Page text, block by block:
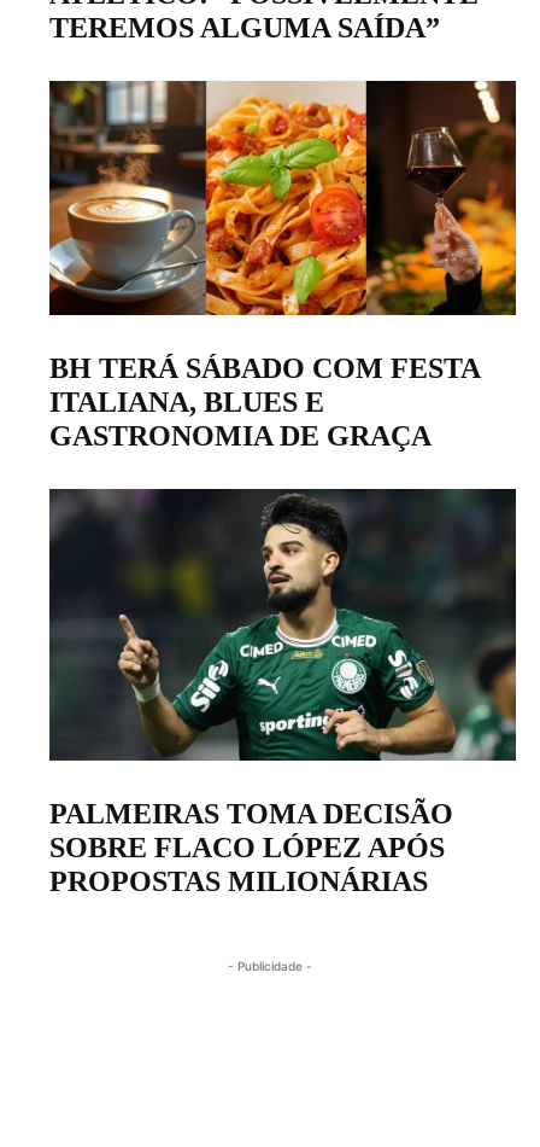
TEREMOS ALGUMA SAÍDA”
BH TERÁ SÁBADO COM FESTA
ITALIANA, BLUES E
GASTRONOMIA DE GRAÇA
PALMEIRAS TOMA DECISÃO
SOBRE FLACO LÓPEZ APÓS
PROPOSTAS MILIONÁRIAS
- Publicidade -